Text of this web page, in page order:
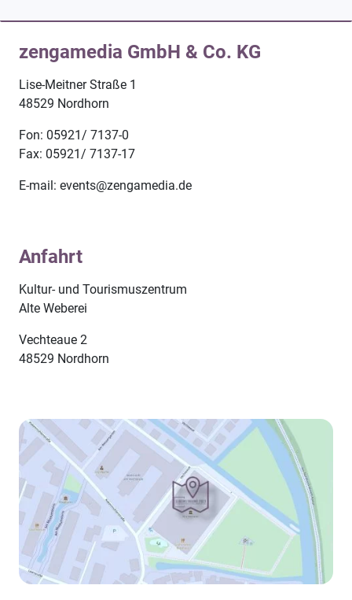
zengamedia GmbH & Co. KG
Lise-Meitner Straße 1
48529 Nordhorn
Fon: 05921/ 7137-0
Fax: 05921/ 7137-17
E-mail: events@zengamedia.de
Anfahrt
Kultur- und Tourismuszentrum
Alte Weberei
Vechteaue 2
48529 Nordhorn